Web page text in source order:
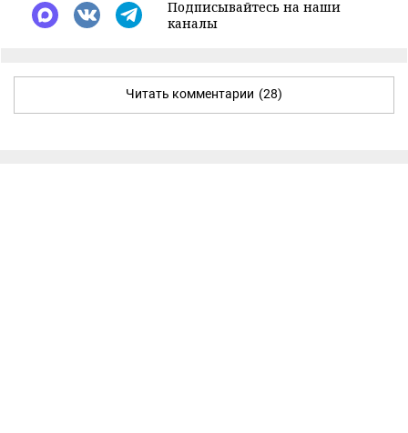
Подписывайтесь на наши
каналы
Читать комментарии (28)